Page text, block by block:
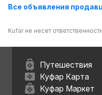
Все объявления
Kufar не несет
Путешествия
Куфар Карта
Куфар Маркет